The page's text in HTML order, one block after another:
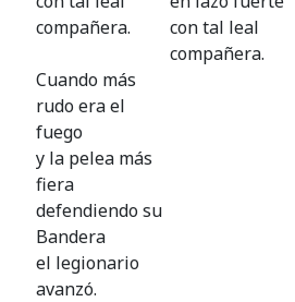
compañera.
Cuando más
rudo era el
fuego
y la pelea más
fiera
defendiendo su
Bandera
el legionario
avanzó.
con tal leal
compañera.